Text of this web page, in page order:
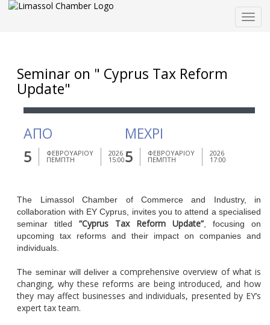
Seminar on " Cyprus Tax Reform
Update"
ΑΠΟ
5
ΦΕΒΡΟΥΑΡΙΟΥ
ΠΕΜΠΤΗ
2026
15:00
ΜΕΧΡΙ
5
ΦΕΒΡΟΥΑΡΙΟΥ
ΠΕΜΠΤΗ
2026
17:00
The Limassol Chamber of Commerce and Industry, in
collaboration with EY Cyprus, invites you to attend a specialised
seminar titled“Cyprus Tax Reform Update” , focusing on
upcoming tax reforms and their impact on companies and
individuals.
The seminar will deliver acomprehensive overview of what is
changing, why these reforms are being introduced, and how
they may affect businesses and individuals, presented by EY’s
expert tax team.